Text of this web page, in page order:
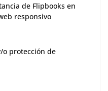
de Flipbooks en
responsivo
o protección de